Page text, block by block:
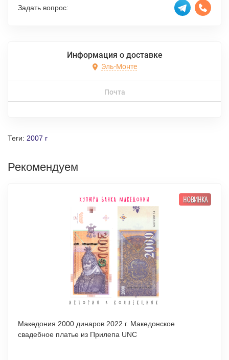
Задать вопрос:
Информация о доставке
Эль-Монте
Почта
Теги: 2007 г
Рекомендуем
НОВИНКА
Македония 2000 динаров 2022 г. Македонское
свадебное платье из Прилепа UNC